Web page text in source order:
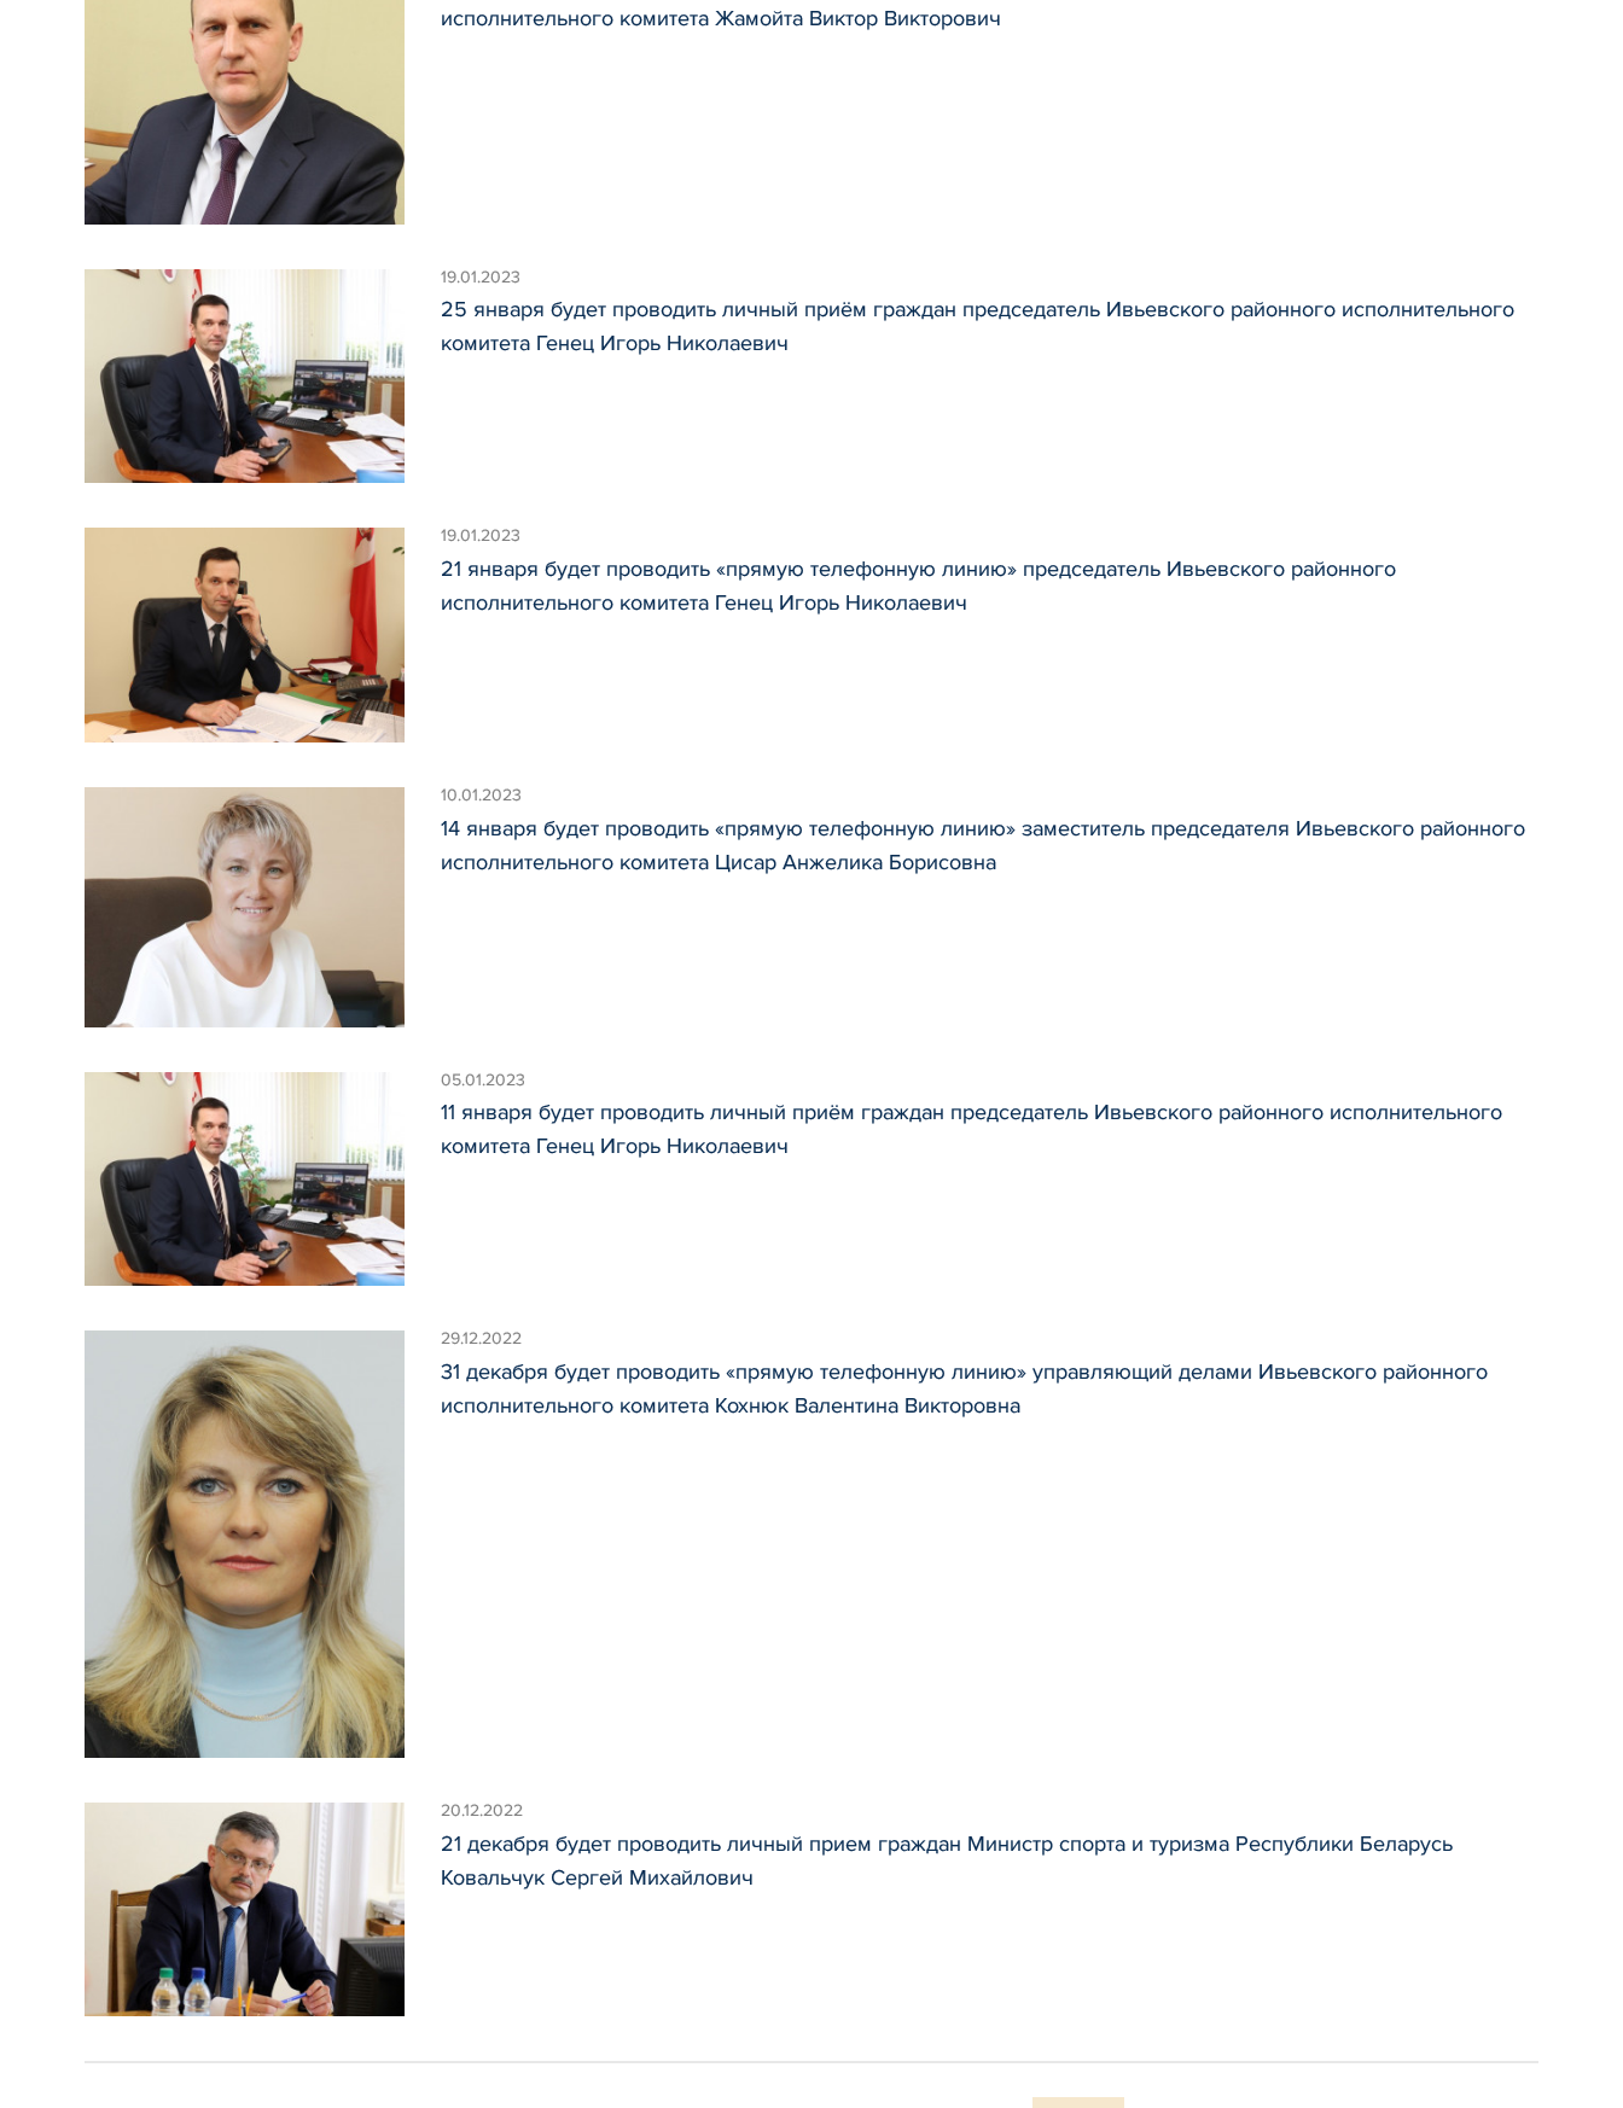
исполнительного комитета Жамойта Виктор Викторович
19.01.2023
25 января будет проводить личный приём граждан председатель Ивьевского районного исполнительного
комитета Генец Игорь Николаевич
19.01.2023
21 января будет проводить «прямую телефонную линию» председатель Ивьевского районного
исполнительного комитета Генец Игорь Николаевич
10.01.2023
14 января будет проводить «прямую телефонную линию» заместитель председателя Ивьевского районного
исполнительного комитета Цисар Анжелика Борисовна
05.01.2023
11 января будет проводить личный приём граждан председатель Ивьевского районного исполнительного
комитета Генец Игорь Николаевич
29.12.2022
31 декабря будет проводить «прямую телефонную линию» управляющий делами Ивьевского районного
исполнительного комитета Кохнюк Валентина Викторовна
20.12.2022
21 декабря будет проводить личный прием граждан Министр спорта и туризма Республики Беларусь
Ковальчук Сергей Михайлович